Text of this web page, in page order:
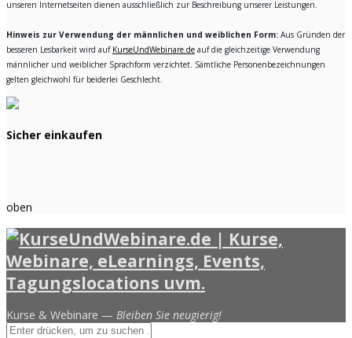
unseren Internetseiten dienen ausschließlich zur Beschreibung unserer Leistungen.
Hinweis zur Verwendung der männlichen und weiblichen Form: Aus Gründen der
besseren Lesbarkeit wird auf KurseUndWebinare.de auf die gleichzeitige Verwendung
männlicher und weiblicher Sprachform verzichtet. Sämtliche Personenbezeichnungen
gelten gleichwohl für beiderlei Geschlecht.
Sicher einkaufen
oben
Kurse & Webinare — Bleiben Sie neugierig!